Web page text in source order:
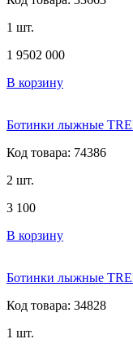
1 шт.
1 9502 000
В корзину
Ботинки лыжные
Код товара: 74386
2 шт.
3 100
В корзину
Ботинки лыжные
Код товара: 34828
1 шт.